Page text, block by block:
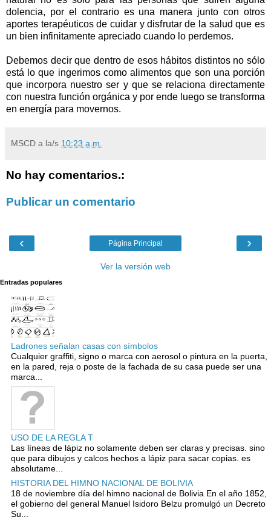
dolencia, por el contrario es una manera junto con otros
aportes terapéuticos de cuidar y disfrutar de la salud que es
un bien infinitamente apreciado cuando lo perdemos.
Debemos decir que dentro de esos hábitos distintos no sólo
está lo que ingerimos como alimentos que son una porción
que incorpora nuestro ser y que se relaciona directamente
con nuestra función orgánica y por ende luego se transforma
en energía para movernos.
MSCD a la/s 10:23 a.m.
No hay comentarios.:
Publicar un comentario
‹ ›
Página Principal
Ver la versión web
Entradas populares
Ladrones señalan casas con símbolos
Cualquier graffiti, signo o marca con aerosol o pintura en la puerta,
en la pared, reja o poste de la fachada de su casa puede ser una
marca...
USO DE LA REGLA T
Las líneas de lápiz no solamente deben ser claras y precisas. sino
que para dibujos y calcos hechos a lápiz para sacar copias. es
absolutame...
HISTORIA DEL HIMNO NACIONAL DE BOLIVIA
18 de noviembre día del himno nacional de Bolivia En el año 1852,
el gobierno del general Manuel Isidoro Belzu promulgó un Decreto
Su...